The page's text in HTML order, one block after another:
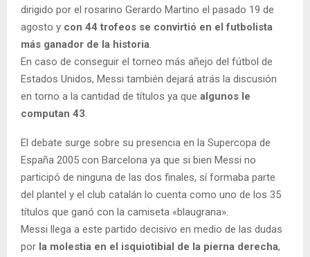
dirigido por el rosarino Gerardo Martino el pasado 19 de
agosto y con 44 trofeos se convirtió en el futbolista
más ganador de la historia.
En caso de conseguir el torneo más añejo del fútbol de
Estados Unidos, Messi también dejará atrás la discusión
en torno a la cantidad de títulos ya que algunos le
computan 43.
El debate surge sobre su presencia en la Supercopa de
España 2005 con Barcelona ya que si bien Messi no
participó de ninguna de las dos finales, sí formaba parte
del plantel y el club catalán lo cuenta como uno de los 35
títulos que ganó con la camiseta «blaugrana».
Messi llega a este partido decisivo en medio de las dudas
por la molestia en el isquiotibial de la pierna derecha,